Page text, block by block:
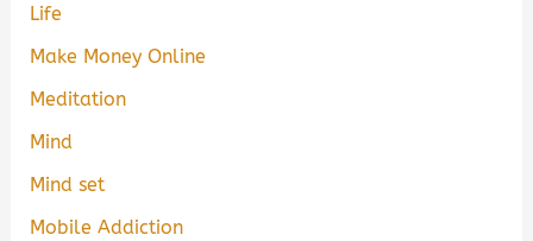
Life
Make Money Online
Meditation
Mind
Mind set
Mobile Addiction